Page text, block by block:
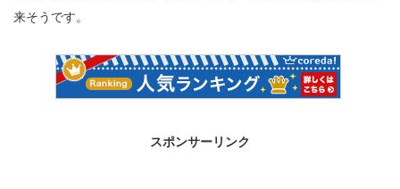
来そうです。
スポンサーリンク